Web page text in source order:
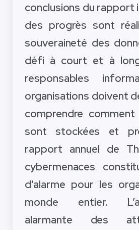
conclusions du rapport
des progrès sont
souveraineté des
défi à court et à
responsables
organisations doivent
comprendre
sont stockées et
rapport annuel de
cybermenaces
d'alarme pour les
monde entier.
alarmante des